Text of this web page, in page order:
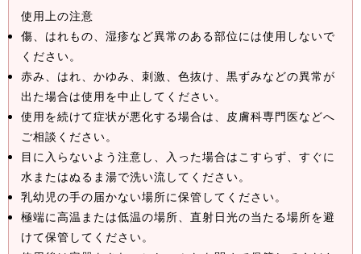
使用上の注意
傷、はれもの、湿疹など異常のある部位には使用しないで
ください。
赤み、はれ、かゆみ、刺激、色抜け、黒ずみなどの異常が
出た場合は使用を中止してください。
使用を続けて症状が悪化する場合は、皮膚科専門医などへ
ご相談ください。
目に入らないよう注意し、入った場合はこすらず、すぐに
水またはぬるま湯で洗い流してください。
乳幼児の手の届かない場所に保管してください。
極端に高温または低温の場所、直射日光の当たる場所を避
けて保管してください。